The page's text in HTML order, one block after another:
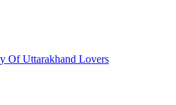
Of Uttarakhand Lovers